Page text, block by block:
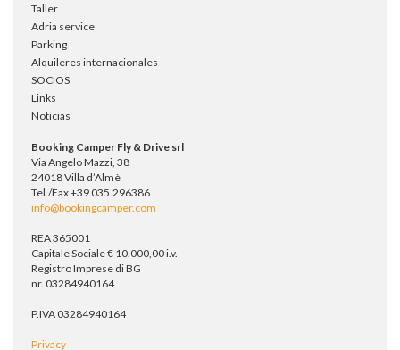
Taller
Adria service
Parking
Alquileres internacionales
SOCIOS
Links
Noticias
Booking Camper Fly & Drive srl
Via Angelo Mazzi, 38
24018 Villa d’Almè
Tel./Fax +39 035.296386
info@bookingcamper.com
REA 365001
Capitale Sociale € 10.000,00 i.v.
Registro Imprese di BG
nr. 03284940164
P.IVA 03284940164
Privacy